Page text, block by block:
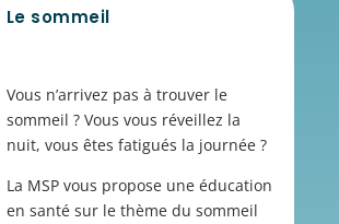
Le sommeil
Vous n’arrivez pas à trouver le
sommeil ? Vous vous réveillez la
nuit, vous êtes fatigués la journée ?
La MSP vous propose une éducation
en santé sur le thème du sommeil